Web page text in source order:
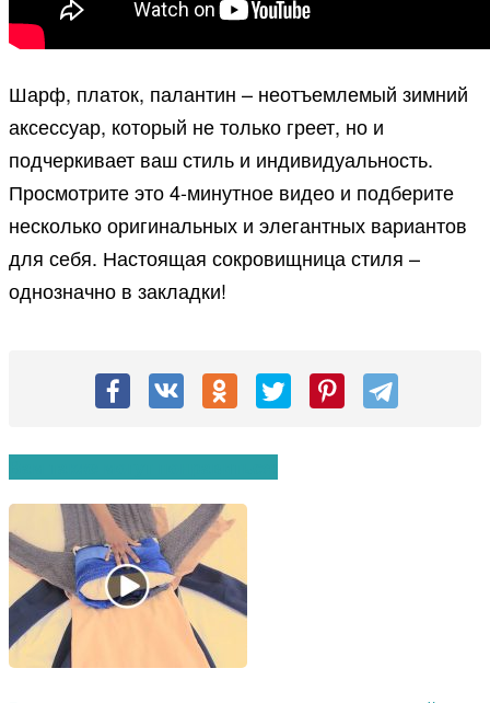
Шарф, платок, палантин – неотъемлемый зимний
аксессуар, который не только греет, но и
подчеркивает ваш стиль и индивидуальность.
Просмотрите это 4-минутное видео и подберите
несколько оригинальных и элегантных вариантов
для себя. Настоящая сокровищница стиля –
однозначно в закладки!